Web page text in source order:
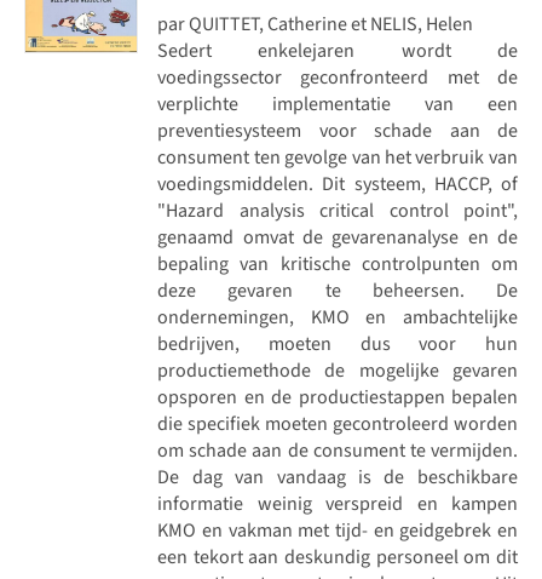
par QUITTET, Catherine et NELIS, Helen
Sedert enkelejaren wordt de
voedingssector geconfronteerd met de
verplichte implementatie van een
preventiesysteem voor schade aan de
consument ten gevolge van het verbruik van
voedingsmiddelen. Dit systeem, HACCP, of
"Hazard analysis critical control point",
genaamd omvat de gevarenanalyse en de
bepaling van kritische controlpunten om
deze gevaren te beheersen. De
ondernemingen, KMO en ambachtelijke
bedrijven, moeten dus voor hun
productiemethode de mogelijke gevaren
opsporen en de productiestappen bepalen
die specifiek moeten gecontroleerd worden
om schade aan de consument te vermijden.
De dag van vandaag is de beschikbare
informatie weinig verspreid en kampen
KMO en vakman met tijd- en geidgebrek en
een tekort aan deskundig personeel om dit